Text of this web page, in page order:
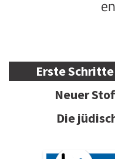
Erste
Neuer
Die